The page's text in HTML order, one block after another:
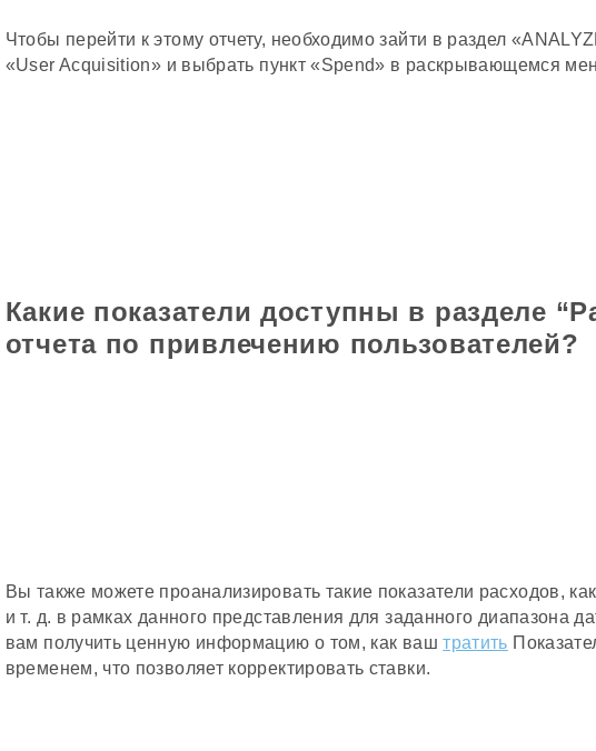
Чтобы перейти к этому отчету, необходимо зайти в раздел
«User Acquisition» и выбрать пункт «Spend» в раскрывающемся
Какие показатели доступны в разделе
отчета по привлечению пользователей?
Вы также можете проанализировать такие показатели расходов, как
и т. д. в рамках данного представления для заданного диапазона
вам получить ценную информацию о том, как ваштратить
временем, что позволяет корректировать ставки.